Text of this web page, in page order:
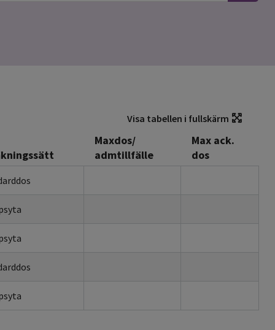
Visa tabellen i fullskärm
Maxdos/
admtillfälle
Max ack.
dos